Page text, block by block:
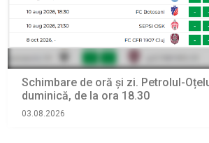
Schimbare de oră și zi. Petrolul-
duminică, de la ora 18.30
03.08.2026